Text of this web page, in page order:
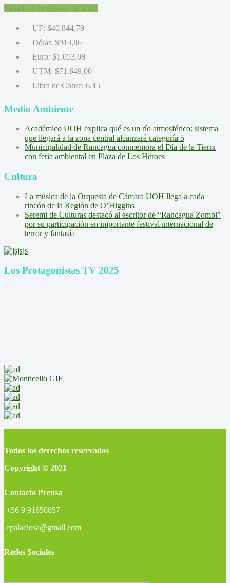
Sábado 8 de Agosto de 2026
UF: $40.844,79
Dólar: $913,86
Euro: $1.053,08
UTM: $71.649,00
Libra de Cobre: 6,45
Medio Ambiente
Académico UOH explica qué es un río atmosférico: sistema
que llegará a la zona central alcanzará categoría 5
Municipalidad de Rancagua conmemora el Día de la Tierra
con feria ambiental en Plaza de Los Héroes
Cultura
La música de la Orquesta de Cámara UOH llega a cada
rincón de la Región de O’Higgins
Seremi de Culturas destacó al escritor de “Rancagua Zombi”
por su participación en importante festival internacional de
terror y fantasía
Los Protagonistas TV 2025
Todos los derechos reservados
Copyright © 2021
Contacto Prensa
+56 9 91650857
epalaciosa@gmail.com
Redes Sociales